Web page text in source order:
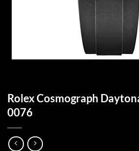
Rolex Cosmograph
0076